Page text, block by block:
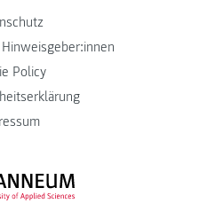
Policy
FH JOANNEUM Logo